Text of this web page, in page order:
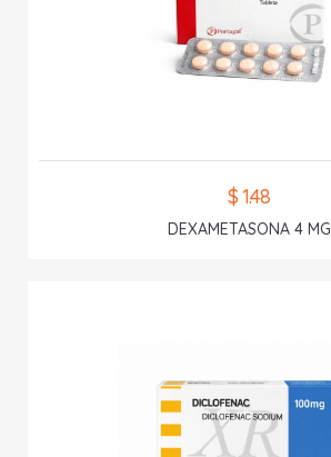
$ 1.48
DEXAMETASONA 4 MG